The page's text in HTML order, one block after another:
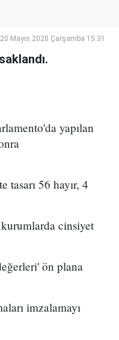
20 Mayıs 2020 Çarşamba 15:31
yapılan
56 hayır, 4
cinsiyet
ön plana
imzalamayı